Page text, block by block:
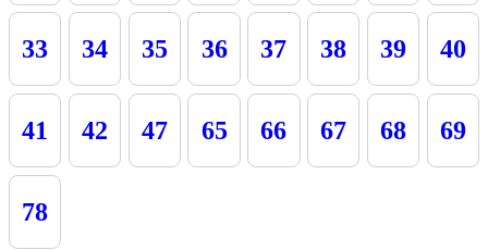
33 34 35 36 37 38 39 40
41 42 47 65 66 67 68 69
78